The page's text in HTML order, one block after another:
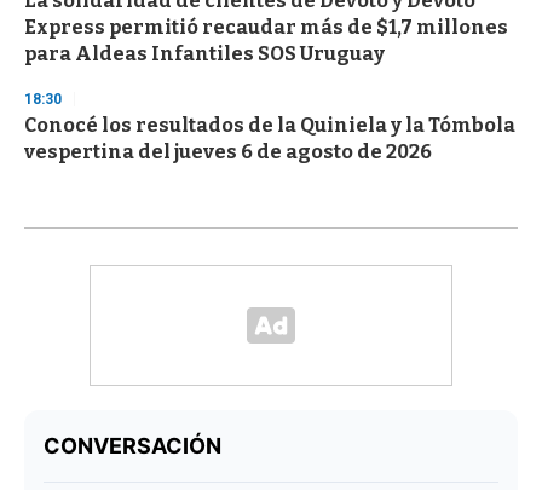
Express permitió recaudar más de $1,7 millones
para Aldeas Infantiles SOS Uruguay
18:30
Conocé los resultados de la Quiniela y la Tómbola
vespertina del jueves 6 de agosto de 2026